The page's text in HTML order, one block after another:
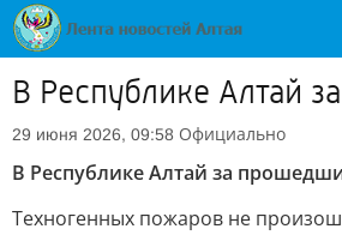
В Республике Алтай
29 июня 2026, 09:58 Официально
В Республике Алтай за
Техногенных пожаров не